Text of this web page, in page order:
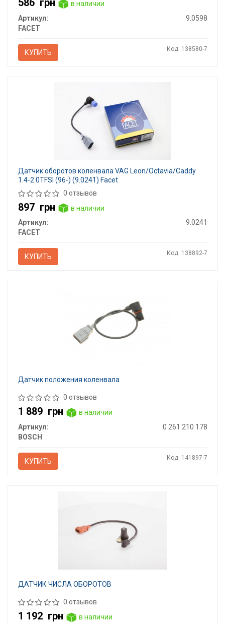
586 грн
в наличии
Артикул:
9.0598
FACET
КУПИТЬ Код: 138580-7
Датчик оборотов коленвала VAG Leon/Octavia/Caddy
1.4-2.0TFSI (96-) (9.0241) Facet
0 отзывов
897 грн
в наличии
Артикул:
9.0241
FACET
КУПИТЬ Код: 138892-7
Датчик положения коленвала
0 отзывов
1 889 грн
в наличии
Артикул:
0 261 210 178
BOSCH
КУПИТЬ Код: 141897-7
ДАТЧИК ЧИСЛА ОБОРОТОВ
0 отзывов
1 192 грн
в наличии